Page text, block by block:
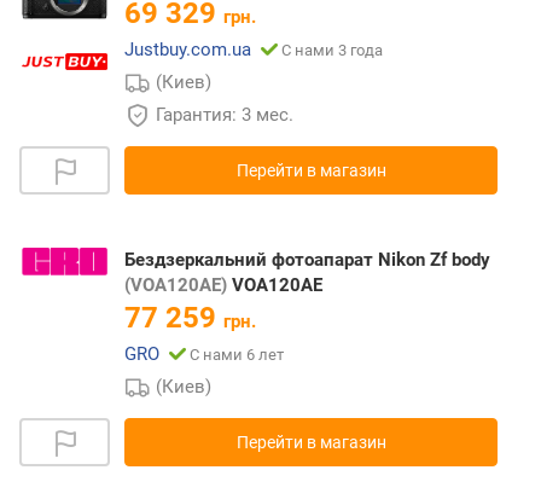
69 329 грн.
Justbuy.com.ua
С нами 3 года
(Киев)
Гарантия: 3 мес.
Перейти в магазин
Бездзеркальний фотоапарат Nikon Zf body
(VOA120AE) VOA120AE
77 259 грн.
GRO
С нами 6 лет
(Киев)
Перейти в магазин